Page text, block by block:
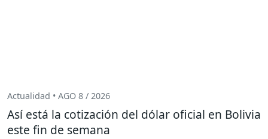
Actualidad • AGO 8 / 2026
Así está la cotización del dólar oficial en Bolivia
este fin de semana